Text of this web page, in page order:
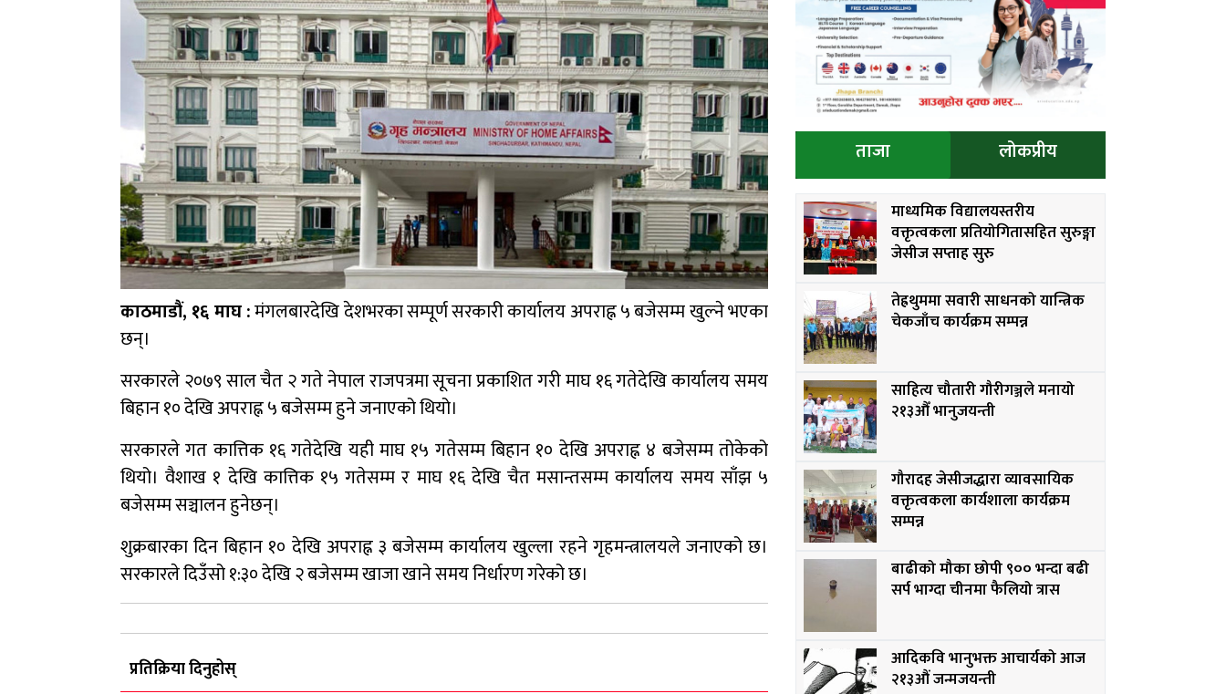
काठमाडौं, १६ माघ :मंगलबारदेखि देशभरका सम्पूर्ण सरकारी कार्यालय अपराह्न ५ बजेसम्म खुल्ने भएका
छन्।
सरकारले २०७९ साल चैत २ गते नेपाल राजपत्रमा सूचना प्रकाशित गरी माघ १६ गतेदेखि कार्यालय समय
बिहान १० देखि अपराह्न ५ बजेसम्म हुने जनाएको थियो।
सरकारले गत कात्तिक १६ गतेदेखि यही माघ १५ गतेसम्म बिहान १० देखि अपराह्न ४ बजेसम्म तोकेको
थियो। वैशाख १ देखि कात्तिक १५ गतेसम्म र माघ १६ देखि चैत मसान्तसम्म कार्यालय समय साँझ ५
बजेसम्म सञ्चालन हुनेछन्।
शुक्रबारका दिन बिहान १० देखि अपराह्न ३ बजेसम्म कार्यालय खुल्ला रहने गृहमन्त्रालयले जनाएको छ।
सरकारले दिउँसो १:३० देखि २ बजेसम्म खाजा खाने समय निर्धारण गरेको छ।
प्रतिक्रिया दिनुहोस्
ताजा लोकप्रीय
माध्यमिक विद्यालयस्तरीय
वक्तृत्वकला प्रतियोगितासहित सुरुङ्गा
जेसीज सप्ताह सुरु
तेह्रथुममा सवारी साधनको यान्त्रिक
चेकजाँच कार्यक्रम सम्पन्न
साहित्य चौतारी गौरीगञ्जले मनायो
२१३औँ भानुजयन्ती
गौरादह जेसीजद्धारा व्यावसायिक
वक्तृत्वकला कार्यशाला कार्यक्रम
सम्पन्न
बाढीको मौका छोपी ९०० भन्दा बढी
सर्प भाग्दा चीनमा फैलियो त्रास
आदिकवि भानुभक्त आचार्यको आज
२१३औं जन्मजयन्ती